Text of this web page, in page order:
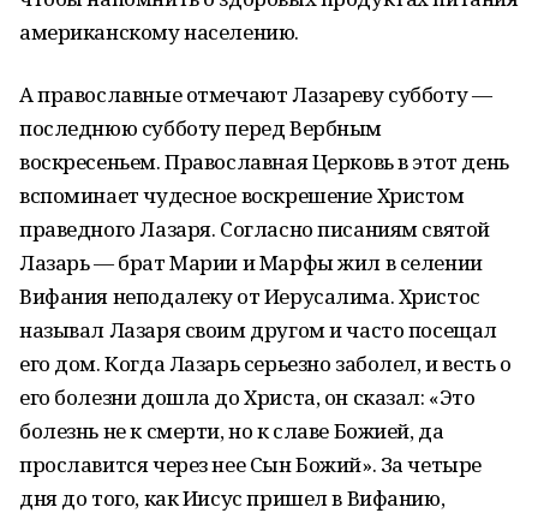
американскому населению.
А православные отмечают Лазареву субботу —
последнюю субботу перед Вербным
воскресеньем. Православная Церковь в этот день
вспоминает чудесное воскрешение Христом
праведного Лазаря. Согласно писаниям святой
Лазарь — брат Марии и Марфы жил в селении
Вифания неподалеку от Иерусалима. Христос
называл Лазаря своим другом и часто посещал
его дом. Когда Лазарь серьезно заболел, и весть о
его болезни дошла до Христа, он сказал: «Это
болезнь не к смерти, но к славе Божией, да
прославится через нее Сын Божий». За четыре
дня до того, как Иисус пришел в Вифанию,